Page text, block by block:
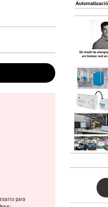
para